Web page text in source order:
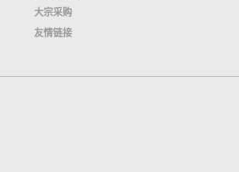
大宗采购
友情链接